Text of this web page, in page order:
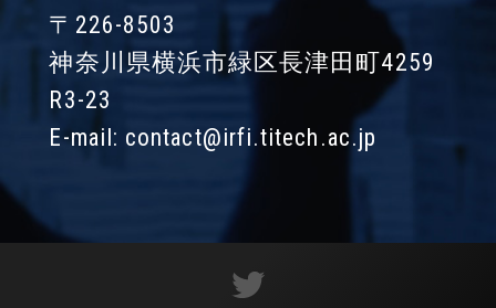
〒226-8503
神奈川県横浜市緑区長津田町4259
R3-23
E-mail: contact@irfi.titech.ac.jp